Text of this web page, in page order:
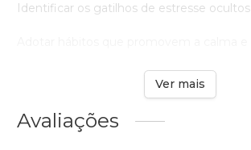
Identificar os gatilhos de estresse ocultos
Ver mais
Avaliações